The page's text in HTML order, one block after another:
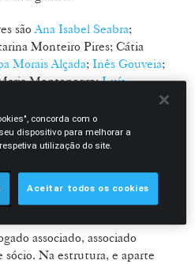
sãoAna Isabel Seabra;
Monteiro Pires; Cátia
Morais Alçada; Inês Gouveia;
Montenegro;Luís
Guerra. Os novos advogados
Lorena de Brito; Isabel
David; Pedro Cruz
Silva
associado, associado
sócio. Na estrutura, e aparte
concorda com o
dispositivo para melhorar a
utilização do site.
Aceitar todos os cookies